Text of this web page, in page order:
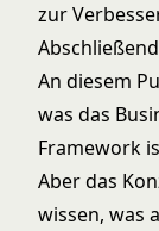
zur
An diesem
was das
Framework
Aber das
wissen, was